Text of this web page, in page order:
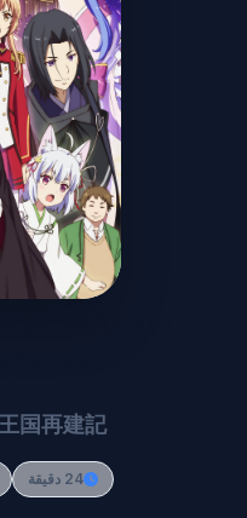
no
国再建記
24 دقيقة